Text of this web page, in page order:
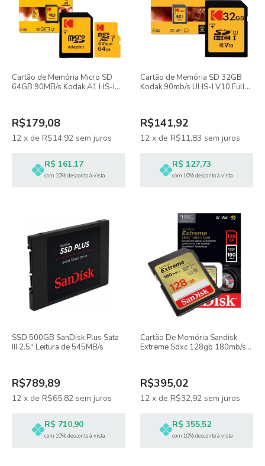
Cartão de Memória Micro SD
64GB 90MB/s Kodak A1 HS-I
R$179,08
12 x de R$14,92 sem juros
R$ 161,17
com 10% desconto à vista
Cartão de Memória SD 32GB
Kodak 90mb/s UHS-I V10 Full-
R$141,92
12 x de R$11,83 sem juros
R$ 127,73
com 10% desconto à vista
SSD 500GB SanDisk Plus Sata
III 2.5'' Leitura de 545MB/s
R$789,89
12 x de R$65,82 sem juros
R$ 710,90
com 10% desconto à vista
Cartão De Memória Sandisk
Extreme Sdxc 128gb 180mb/s
R$395,02
12 x de R$32,92 sem juros
R$ 355,52
com 10% desconto à vista